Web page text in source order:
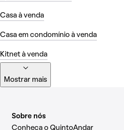
Casa à venda
Casa em condomínio à venda
Kitnet à venda
Mostrar mais
Sobre nós
Conheça o QuintoAndar